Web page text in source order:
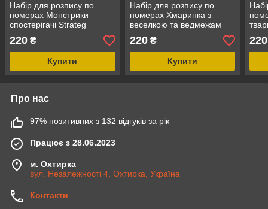
Набір для розпису по
номерах Монстрики
спостерігачі Strateg
0836)
220 ₴
Купити
Набір для розпису по
номерах Хмаринка з
веселкою та ведмежам
Strateg розміром 30х30 см
(ES-0838)
220₴
Купити
220
Про нас
97% позитивних з 132 відгуків за рік
Працює з 28.06.2023
м. Охтирка
вул. Незалежності 4, Охтирка, Україна
Контакти